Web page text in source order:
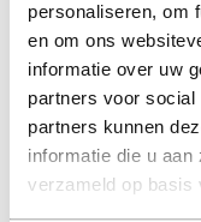
personaliseren, om
en om ons
informatie over uw
partners voor
partners kunnen
informatie die u
verzameld op basis
17,50 excl. 3,95
in